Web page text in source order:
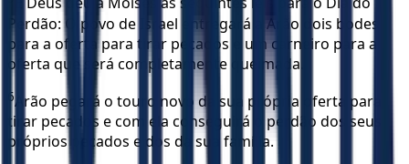
Perdão: O povo de Israel entregará a Arão dois bodes
para a oferta para tirar pecados e um carneiro para a
oferta que será completamente queimada.
6Arão pegará o touro novo da sua própria oferta para
tirar pecados e com ela conseguirá o perdão dos seus
próprios pecados e dos da sua família.